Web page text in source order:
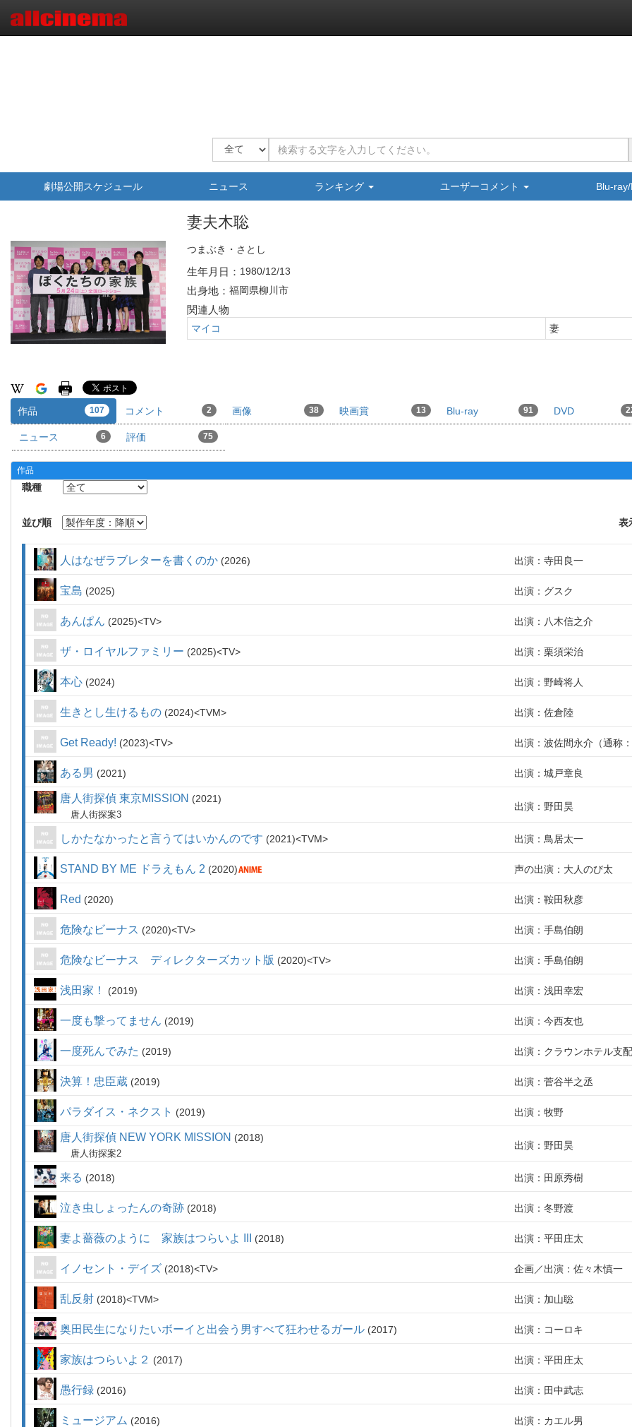
劇場公開スケジュール ニュース ランキング ユーザーコメント Blu-
妻夫木聡
つまぶき・さとし
生年月日： 1980/12/13
出身地： 福岡県柳川市
関連人物
マイコ 妻
作品 107 コメント 2 画像 38 映画賞 13 Blu-ray 91 DVD
ニュース 6 評価 75
作品
職種
並び順 表
人はなぜラブレターを書くのか 2026 出演：寺田良一
宝島 2025 出演：グスク
あんぱん 2025 TV 出演：八木信之介
ザ・ロイヤルファミリー 2025 TV 出演：栗須栄治
本心 2024 出演：野崎将人
生きとし生けるもの 2024 TVM 出演：佐倉陸
Get Ready! 2023 TV 出演：波佐間永介（通称
ある男 2021 出演：城戸章良
唐人街探偵 東京MISSION 2021
唐人街探案3
出演：野田昊
しかたなかったと言うてはいかんのです 2021 TVM 出演：鳥居太一
STAND BY ME ドラえもん 2 2020 声の出演：大人のび太
Red 2020 出演：鞍田秋彦
危険なビーナス 2020 TV 出演：手島伯朗
危険なビーナス ディレクターズカット版 2020 TV 出演：手島伯朗
浅田家！ 2019 出演：浅田幸宏
一度も撃ってません 2019 出演：今西友也
一度死んでみた 2019 出演：クラウンホテル支
決算！忠臣蔵 2019 出演：菅谷半之丞
パラダイス・ネクスト 2019 出演：牧野
唐人街探偵 NEW YORK MISSION 2018
唐人街探案2
出演：野田昊
来る 2018 出演：田原秀樹
泣き虫しょったんの奇跡 2018 出演：冬野渡
妻よ薔薇のように 家族はつらいよ III 2018 出演：平田庄太
イノセント・デイズ 2018 TV 企画 出演：佐々木慎一
乱反射 2018 TVM 出演：加山聡
奥田民生になりたいボーイと出会う男すべて狂わせるガール 2017 出演：コーロキ
家族はつらいよ２ 2017 出演：平田庄太
愚行録 2016 出演：田中武志
ミュージアム 2016 出演：カエル男